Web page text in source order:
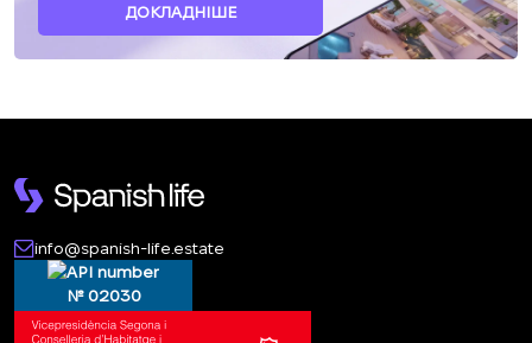
ДОКЛАДНІШЕ
info@spanish-life.estate
№ 02030